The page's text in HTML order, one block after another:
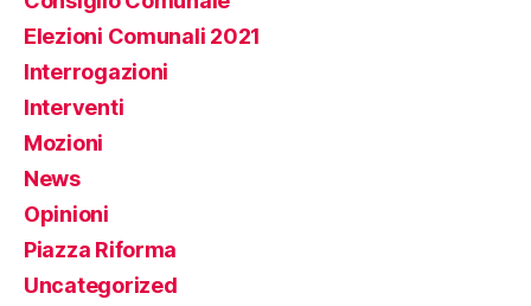
Elezioni Comunali 2021
Interrogazioni
Interventi
Mozioni
News
Opinioni
Piazza Riforma
Uncategorized